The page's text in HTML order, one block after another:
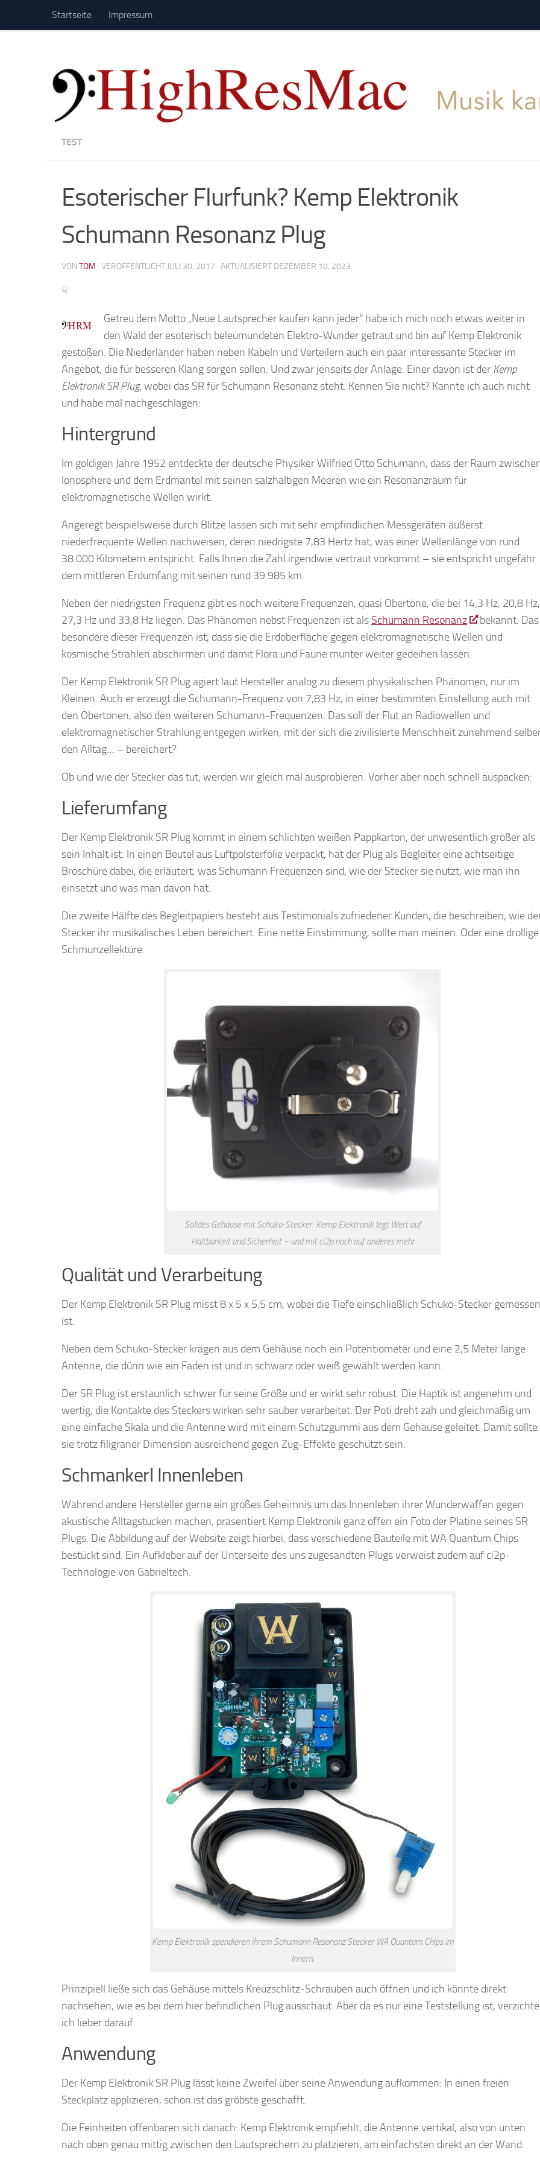
Zum Inhalt springen
Startseite Impressum
TEST
Esoterischer Flurfunk? Kemp Elektronik
Schumann Resonanz Plug
VON TOM · VERÖFFENTLICHT JULI 30, 2017 · AKTUALISIERT DEZEMBER 10, 2023
☟
Getreu dem Motto „Neue Lautsprecher kaufen kann jeder“ habe ich mich noch etwas weiter in
den Wald der esoterisch beleumundeten Elektro-Wunder getraut und bin auf Kemp Elektronik
gestoßen. Die Niederländer haben neben Kabeln und Verteilern auch ein paar interessante Stecker im
Angebot, die für besseren Klang sorgen sollen. Und zwar jenseits der Anlage. Einer davon ist der Kemp
Elektronik SR Plug, wobei das SR für Schumann Resonanz steht. Kennen Sie nicht? Kannte ich auch nicht
und habe mal nachgeschlagen:
Hintergrund
Im goldigen Jahre 1952 entdeckte der deutsche Physiker Wilfried Otto Schumann, dass der Raum
Ionosphere und dem Erdmantel mit seinen salzhaltigen Meeren wie ein Resonanzraum für
elektromagnetische Wellen wirkt.
Angeregt beispielsweise durch Blitze lassen sich mit sehr empfindlichen Messgeräten äußerst
niederfrequente Wellen nachweisen, deren niedrigste 7,83 Hertz hat, was einer Wellenlänge von rund
38.000 Kilometern entspricht. Falls Ihnen die Zahl irgendwie vertraut vorkommt – sie entspricht ungefähr
dem mittleren Erdumfang mit seinen rund 39.985 km.
Neben der niedrigsten Frequenz gibt es noch weitere Frequenzen, quasi Obertöne, die bei 14,3 Hz, 20,8 Hz,
27,3 Hz und 33,8 Hz liegen. Das Phänomen nebst Frequenzen ist als Schumann Resonanz
bekannt. Das
besondere dieser Frequenzen ist, dass sie die Erdoberfläche gegen elektromagnetische Wellen und
kosmische Strahlen abschirmen und damit Flora und Faune munter weiter gedeihen lassen.
Der Kemp Elektronik SR Plug agiert laut Hersteller analog zu diesem physikalischen Phänomen, nur im
Kleinen. Auch er erzeugt die Schumann-Frequenz von 7,83 Hz, in einer bestimmten Einstellung auch mit
den Obertönen, also den weiteren Schumann-Frequenzen. Das soll der Flut an Radiowellen und
elektromagnetischer Strahlung entgegen wirken, mit der sich die zivilisierte Menschheit zunehmend
den Alltag… – bereichert?
Ob und wie der Stecker das tut, werden wir gleich mal ausprobieren. Vorher aber noch schnell auspacken:
Lieferumfang
Der Kemp Elektronik SR Plug kommt in einem schlichten weißen Pappkarton, der unwesentlich größer als
sein Inhalt ist. In einen Beutel aus Luftpolsterfolie verpackt, hat der Plug als Begleiter eine achtseitige
Broschüre dabei, die erläutert, was Schumann Frequenzen sind, wie der Stecker sie nutzt, wie man ihn
einsetzt und was man davon hat.
Die zweite Hälfte des Begleitpapiers besteht aus Testimonials zufriedener Kunden, die beschreiben, wie
Stecker ihr musikalisches Leben bereichert. Eine nette Einstimmung, sollte man meinen. Oder eine drollige
Schmunzellektüre.
Solides Gehäuse mit Schuko-Stecker: Kemp Elektronik legt Wert auf
Haltbarkeit und Sicherheit – und mit ci2p noch auf anderes mehr
Qualität und Verarbeitung
Der Kemp Elektronik SR Plug misst 8 x 5 x 5,5 cm, wobei die Tiefe einschließlich Schuko-Stecker gemessen
ist.
Neben dem Schuko-Stecker kragen aus dem Gehäuse noch ein Potentiometer und eine 2,5 Meter lange
Antenne, die dünn wie ein Faden ist und in schwarz oder weiß gewählt werden kann.
Der SR Plug ist erstaunlich schwer für seine Größe und er wirkt sehr robust. Die Haptik ist angenehm und
wertig, die Kontakte des Steckers wirken sehr sauber verarbeitet. Der Poti dreht zäh und gleichmäßig um
eine einfache Skala und die Antenne wird mit einem Schutzgummi aus dem Gehäuse geleitet. Damit sollte
sie trotz filigraner Dimension ausreichend gegen Zug-Effekte geschützt sein.
Schmankerl Innenleben
Während andere Hersteller gerne ein großes Geheimnis um das Innenleben ihrer Wunderwaffen gegen
akustische Alltagstücken machen, präsentiert Kemp Elektronik ganz offen ein Foto der Platine seines SR
Plugs. Die Abbildung auf der Website zeigt hierbei, dass verschiedene Bauteile mit WA Quantum Chips
bestückt sind. Ein Aufkleber auf der Unterseite des uns zugesandten Plugs verweist zudem auf ci2p-
Technologie von Gabrieltech.
Kemp Elektronik spendieren ihrem Schumann Resonanz Stecker WA Quantum Chips im
Innern.
Prinzipiell ließe sich das Gehäuse mittels Kreuzschlitz-Schrauben auch öffnen und ich könnte direkt
nachsehen, wie es bei dem hier befindlichen Plug ausschaut. Aber da es nur eine Teststellung ist, verzichte
ich lieber darauf.
Anwendung
Der Kemp Elektronik SR Plug lässt keine Zweifel über seine Anwendung aufkommen: In einen freien
Steckplatz applizieren, schon ist das gröbste geschafft.
Die Feinheiten offenbaren sich danach: Kemp Elektronik empfiehlt, die Antenne vertikal, also von unten
nach oben genau mittig zwischen den Lautsprechern zu platzieren, am einfachsten direkt an der Wand.